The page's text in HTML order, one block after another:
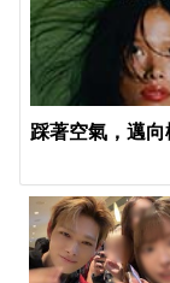
踩著空氣，邁